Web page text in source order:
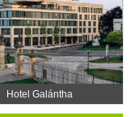
Hotel Galántha